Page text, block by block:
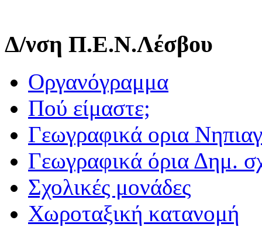
Δ/νση Π.Ε.Ν.Λέσβου
Οργανόγραμμα
Πού είμαστε;
Γεωγραφικά ορια
Γεωγραφικά όρια Δημ.
Σχολικές μονάδες
Χωροταξική κατανομή